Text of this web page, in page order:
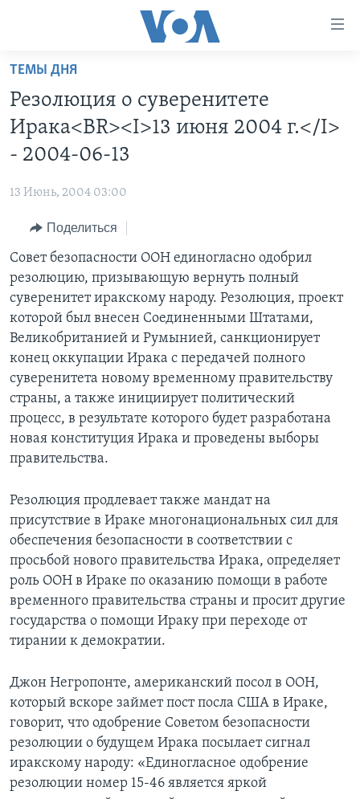
Перейти
основной
контент
Перейти
основной
Перейти
поиск
ПРОГРАММЫ
ИТОГИ
ПОЧЕМУ ЭТО ВАЖНО?
ДИСКУССИЯ VOA
ДЕТАЛИ
НЬЮ-ЙОРК NEW YORK
АМЕРИКА. БОЛЬШОЕ ПУТЕШЕСТВИЕ
ПРОЕКТЫ
НАША АМЕРИКАНСКАЯ ИСТОРИЯ
А КАК В АМЕРИКЕ?
АРТЕФАКТЫ
АМЕРИКАНСКИЕ ГОРОДКИ
ТЕСТЫ
ИНТЕРВЬЮ
ФАКТЫ ПРОТИВ ФЕЙКОВ
ЗА СВОБОДУ ПРЕССЫ
УЧИМ АНГЛИЙСКИЙ
ВИДЕО
ПОДПИСКА НА НОВОСТИ
Learning English
Языки
ТЕМЫ ДНЯ
Резолюция о суверенитете
Ирака<BR><I>13 июня 2004 г.</I>
- 2004-06-13
13 Июнь, 2004 03:00
Поделиться
Совет безопасности ООН единогласно одобрил
резолюцию, призывающую вернуть полный
суверенитет иракскому народу. Резолюция, проект
которой был внесен Соединенными Штатами,
Великобританией и Румынией, санкционирует
конец оккупации Ирака с передачей полного
суверенитета новому временному правительству
страны, а также инициирует политический
процесс, в результате которого будет разработана
новая конституция Ирака и проведены выборы
правительства.
Резолюция продлевает также мандат на
присутствие в Ираке многонациональных сил для
обеспечения безопасности в соответствии с
просьбой нового правительства Ирака, определяет
роль ООН в Ираке по оказанию помощи в работе
временного правительства страны и просит другие
государства о помощи Ираку при переходе от
тирании к демократии.
Джон Негропонте, американский посол в ООН,
который вскоре займет пост посла США в Ираке,
говорит, что одобрение Советом безопасности
резолюции о будущем Ирака посылает сигнал
иракскому народу: «Единогласное одобрение
резолюции номер 15-46 является яркой